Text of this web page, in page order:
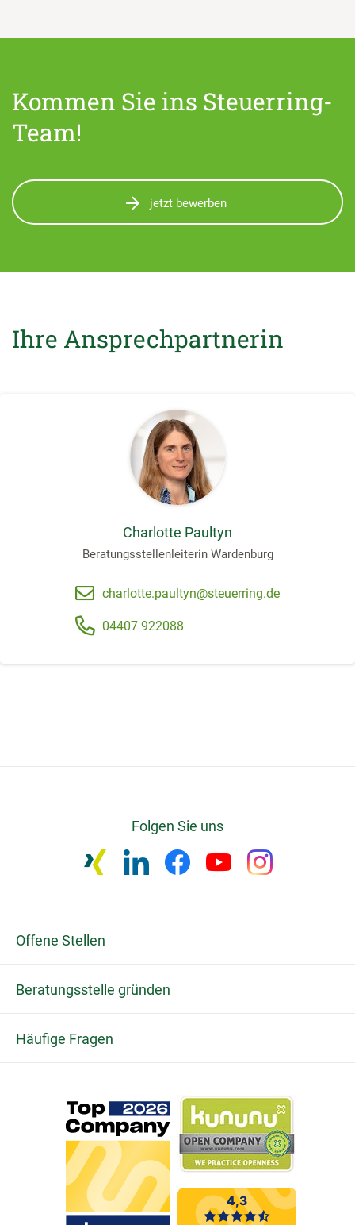
Kommen Sie ins Steuerring-
Team!
jetzt bewerben
Ihre Ansprechpartnerin
Charlotte Paultyn
Beratungsstellenleiterin Wardenburg
charlotte.paultyn@steuerring.de
04407 922088
Folgen Sie uns
Offene Stellen
Beratungsstelle gründen
Häufige Fragen